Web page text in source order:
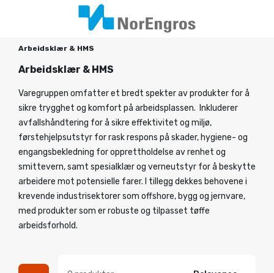
Arbeidsklær & HMS
Arbeidsklær & HMS
Varegruppen omfatter et bredt spekter av produkter for å
sikre trygghet og komfort på arbeidsplassen. Inkluderer
avfallshåndtering for å sikre effektivitet og miljø,
førstehjelpsutstyr for rask respons på skader, hygiene- og
engangsbekledning for opprettholdelse av renhet og
smittevern, samt spesialklær og verneutstyr for å beskytte
arbeidere mot potensielle farer. I tillegg dekkes behovene i
krevende industrisektorer som offshore, bygg og jernvare,
med produkter som er robuste og tilpasset tøffe
arbeidsforhold.